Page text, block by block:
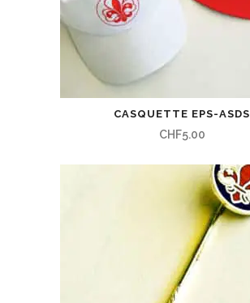
CASQUETTE EPS-ASDS
CHF5.00